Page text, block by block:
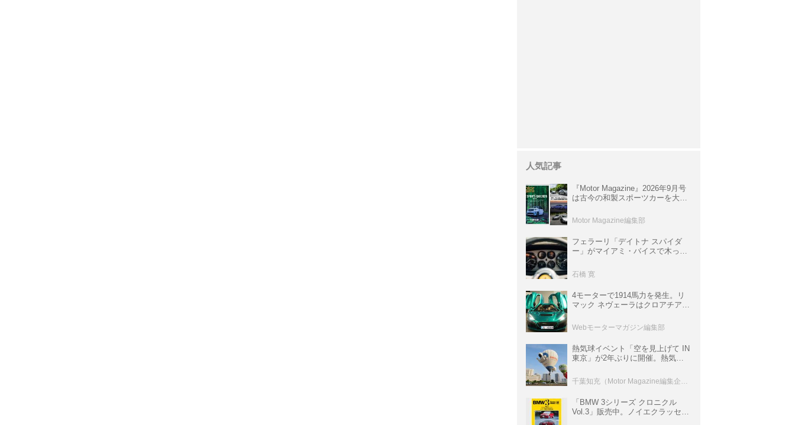
人気記事
『Motor Magazine』2026年9月号
は古今の和製スポーツカーを大特
情報も満載
Motor Magazine編集部
フェラーリ「デイトナ スパイダ
ー」がマイアミ・バイスで木っ端
サ」に化けた理由
石橋 寛
4モーターで1914馬力を発生。リ
マック ネヴェーラはクロアチア発
ロニクル・完全版／115】
Webモーターマガジン編集部
熱気球イベント「空を見上げて IN
東京」が2年ぶりに開催。熱気球
室などのコンテンツも
「BMW 3シリーズ クロニクル
Vol.3」販売中。ノイエクラッセか